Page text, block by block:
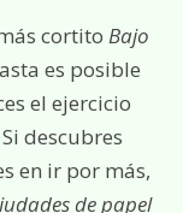
cortito Bajo
es posible
el ejercicio
descubres
en ir por más,
de papel